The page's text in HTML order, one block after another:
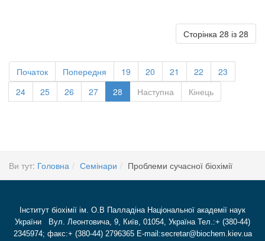
Сторінка 28 із 28
Початок Попередня 19 20 21 22
23
24
25 26 27 28 Наступна Кінець
Ви тут: Головна Семінари Проблеми сучасної біохімії
Інститут біохімії ім. О.В Палладіна Національної академії наук
України Вул. Леонтовича, 9, Київ, 01054, Україна Тел.:+ (380-44)
2345974; факс:+ (380-44) 2796365 E-mail:secretar@biochem.kiev.ua